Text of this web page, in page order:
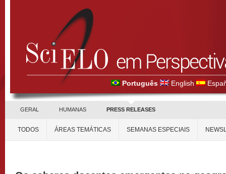
Português English
GERAL HUMANAS PRESS RELEASES
TODOS ÁREAS TEMÁTICAS SEMANAS ESPECIAIS